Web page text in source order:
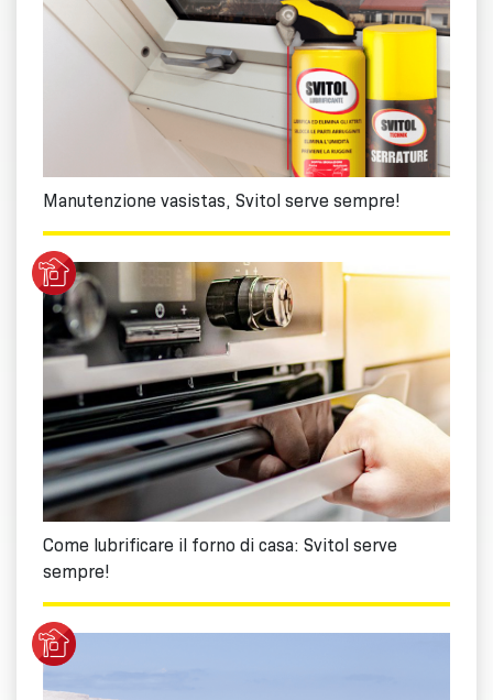
Manutenzione vasistas, Svitol serve sempre!
Come lubrificare il forno di casa: Svitol serve
sempre!